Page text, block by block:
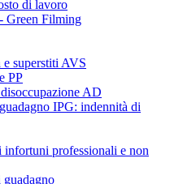
di lavoro
Green Filming
superstiti AVS
PP
AD
IPG: indennità di
professionali e non
guadagno